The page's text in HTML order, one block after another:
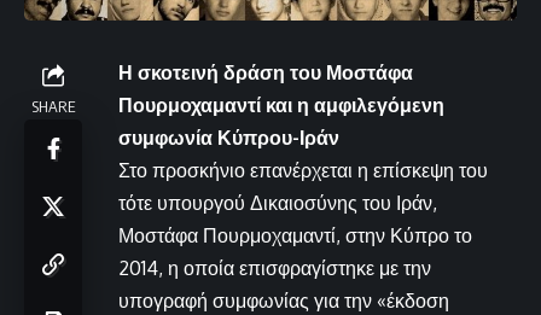
SHARE
Η σκοτεινή δράση του Μοστάφα
Πουρμοχαμαντί και η αμφιλεγόμενη
συμφωνία Κύπρου-Ιράν
Στο προσκήνιο επανέρχεται η επίσκεψη του
τότε υπουργού Δικαιοσύνης του Ιράν,
Μοστάφα Πουρμοχαμαντί, στην Κύπρο το
2014, η οποία επισφραγίστηκε με την
υπογραφή συμφωνίας για την «έκδοση